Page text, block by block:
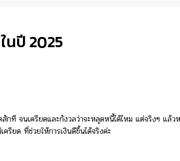
นปี 2025
ที จนเครียดและกังวลว่าจะหลุดหนี้ได้ไหม แต่จริงๆ แล้ว
รียด ที่ช่วยให้การเงินดีขึ้นได้จริงค่ะ